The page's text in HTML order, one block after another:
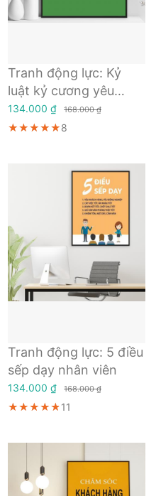
Tranh động lực: Kỷ
luật kỷ cương yêu
thương đồng nghiệp
134.000 ₫ 168.000 ₫
★★★★★
★★★★★
★★★★★8
Tranh động lực: 5 điều
sếp dạy nhân viên
134.000 ₫ 168.000 ₫
★★★★★
★★★★★
★★★★★11